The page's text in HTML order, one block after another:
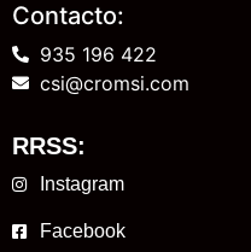
Contacto:
935 196 422
csi@cromsi.com
RRSS:
Instagram
Facebook